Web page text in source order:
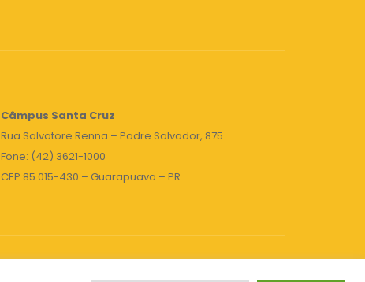
Câmpus Santa Cruz
Rua Salvatore Renna – Padre Salvador, 875
Fone: (42) 3621-1000
CEP 85.015-430 – Guarapuava – PR